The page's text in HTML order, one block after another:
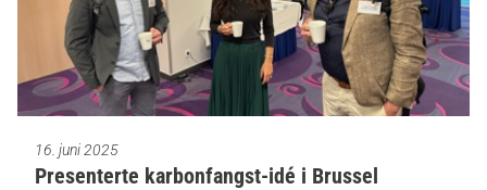
16. juni 2025
Presenterte karbonfangst-idé i Brussel